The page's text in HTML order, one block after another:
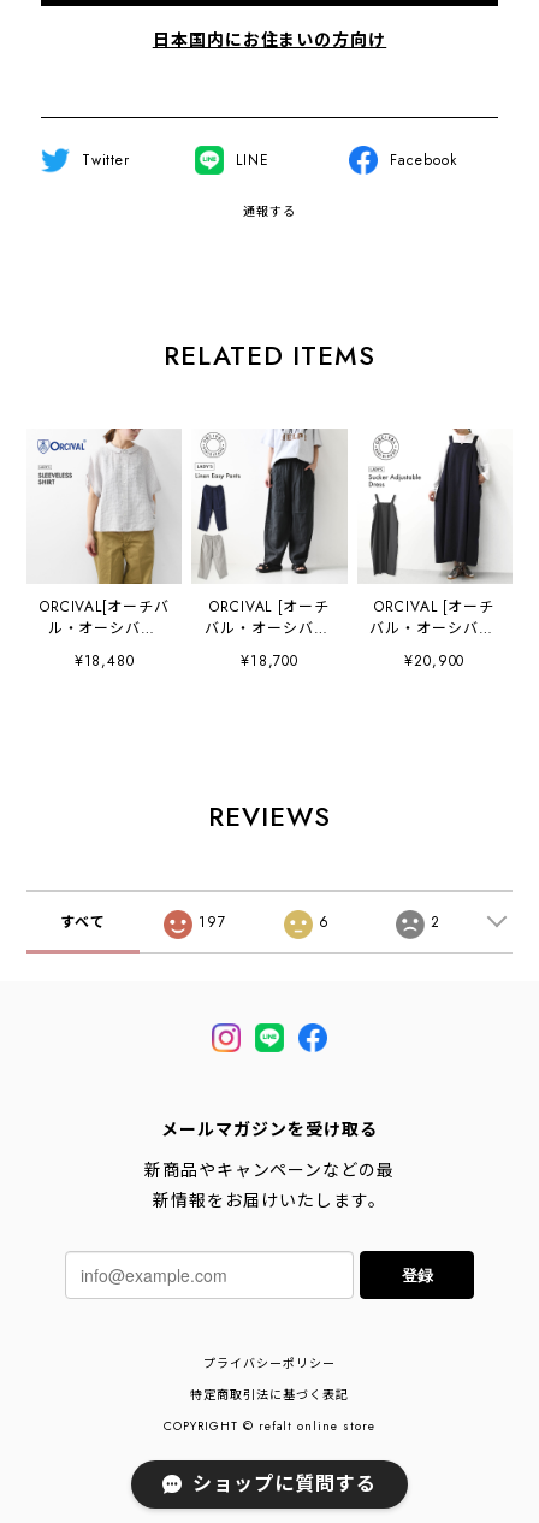
日本国内にお住まいの方向け
Twitter LINE Facebook
通報する
RELATED ITEMS
ORCIVAL[オーチバ
ル・オーシバル]
W SLEEVELESS
SHIRT [OR-
¥18,480
ORCIVAL [オーチ
バル・オーシバル]
W Linen Easy
Pants [OR-
ンツ・ゆったりシ
ルエット・LADY'S
¥18,700
ORCIVAL [オーチ
バル・オーシバル]
Sucker
Adjustable Dress
¥20,900
REVIEWS
すべて 197 6 2
メールマガジンを受け取る
新商品やキャンペーンなどの最
新情報をお届けいたします。
登録
プライバシーポリシー
特定商取引法に基づく表記
COPYRIGHT © refalt online store
ショップに質問する